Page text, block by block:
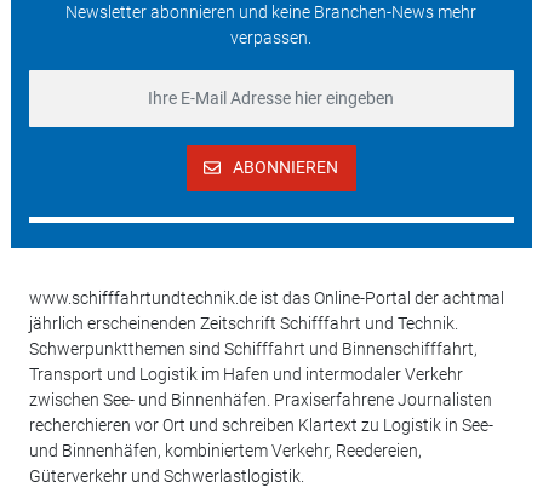
Newsletter abonnieren und keine Branchen-News mehr
verpassen.
ABONNIEREN
www.schifffahrtundtechnik.de ist das Online-Portal der achtmal
jährlich erscheinenden Zeitschrift Schifffahrt und Technik.
Schwerpunktthemen sind Schifffahrt und Binnenschifffahrt,
Transport und Logistik im Hafen und intermodaler Verkehr
zwischen See- und Binnenhäfen. Praxiserfahrene Journalisten
recherchieren vor Ort und schreiben Klartext zu Logistik in See-
und Binnenhäfen, kombiniertem Verkehr, Reedereien,
Güterverkehr und Schwerlastlogistik.